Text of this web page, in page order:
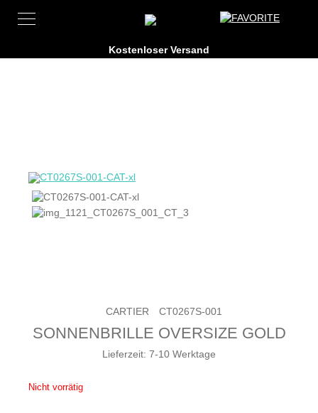
CT0267S-001
CARTIER
SONNENBRILLE OVERSIZE GOLD
Lieferzeit: 7-10 Werktage
Nicht vorrätig